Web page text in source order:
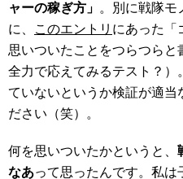
ャーの稼ぎ方」 。別に戦隊モ
に、
このエントリ にあった「
思いついたことをつらつら
全力で応えてみるテスト？）
ていないというか検証が適当
ださい（笑）。
何を思いついたかというと、
なあって思ったんです。私